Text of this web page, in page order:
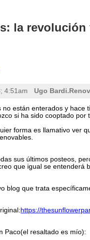
la revolución
4:51am Ugo
no están enterados y
si ha sido cooptado
forma es llamativo ver
sus últimos posteos,
que igual se entenderá
blog que trata
https://
Paco(el resaltado es mío):